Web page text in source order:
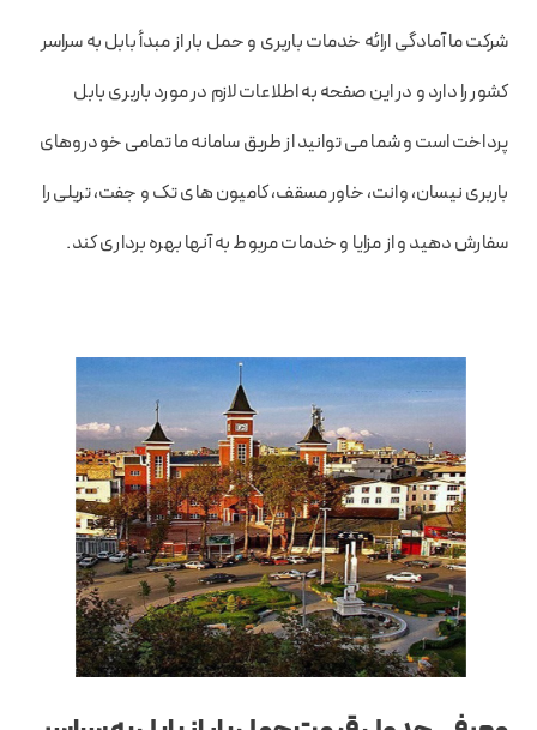
شرکت ما آمادگی ارائه خدمات باربری و حمل بار از مبدأ بابل به سراسر
کشور را دارد و در این صفحه به اطلاعات لازم در مورد باربری بابل
پرداخت است و شما می توانید از طریق سامانه ما تمامی خودروهای
باربری نیسان، وانت، خاور مسقف، کامیون های تک و جفت، تریلی را
سفارش دهید و از مزایا و خدمات مربوط به آنها بهره برداری کند.